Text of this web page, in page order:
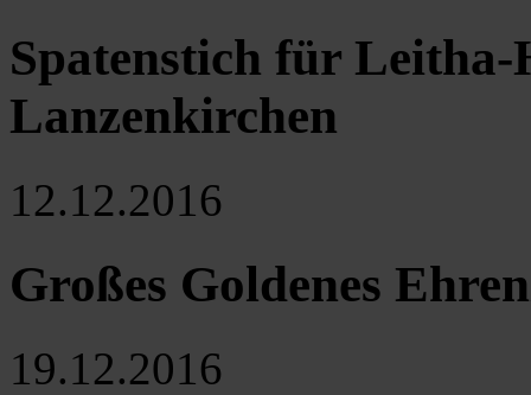
Spatenstich für Leitha-
Lanzenkirchen
12.12.2016
Großes Goldenes
19.12.2016